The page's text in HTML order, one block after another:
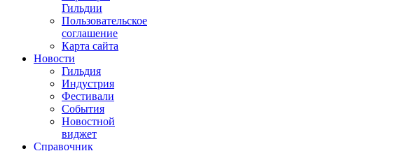
Гильдии
Пользовательское
соглашение
Карта сайта
Новости
Гильдия
Индустрия
Фестивали
События
Новостной
виджет
Справочник